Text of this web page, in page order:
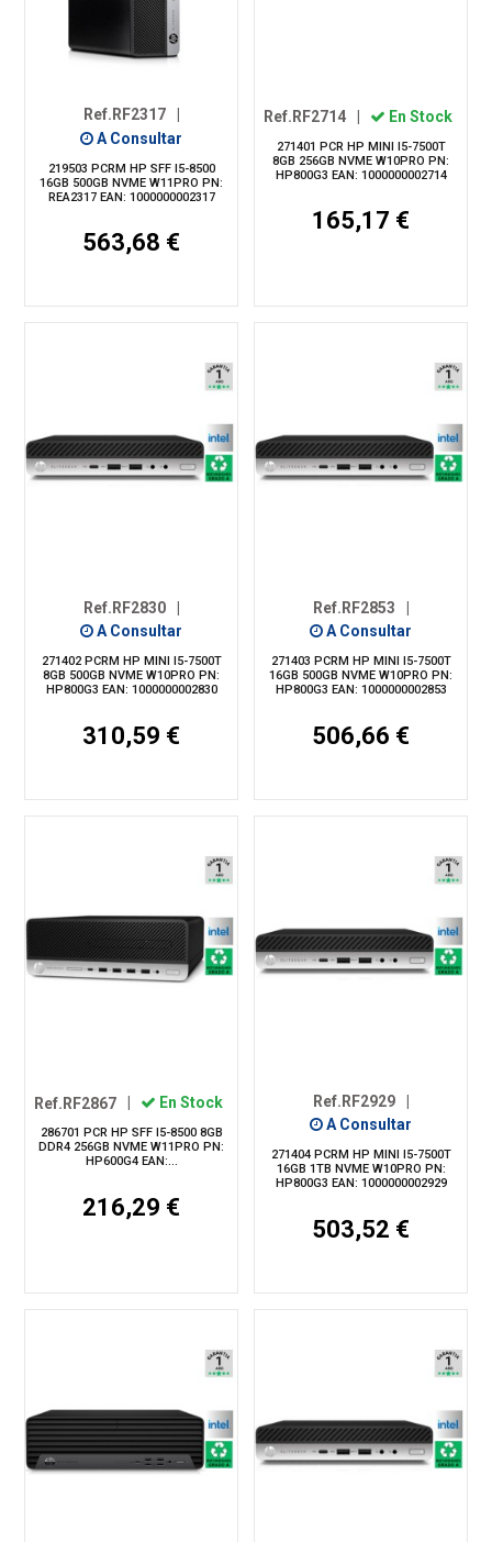
Ref.RF2317
A Consultar
219503 PCRM HP SFF I5-8500
16GB 500GB NVME W11PRO PN:
REA2317 EAN: 1000000002317
563,68 €
Ref.RF2714 En Stock
271401 PCR HP MINI I5-7500T
8GB 256GB NVME W10PRO PN:
HP800G3 EAN: 1000000002714
165,17 €
Ref.RF2830
A Consultar
271402 PCRM HP MINI I5-7500T
8GB 500GB NVME W10PRO PN:
HP800G3 EAN: 1000000002830
310,59 €
Ref.RF2853
A Consultar
271403 PCRM HP MINI I5-7500T
16GB 500GB NVME W10PRO PN:
HP800G3 EAN: 1000000002853
506,66 €
Ref.RF2867 En Stock
286701 PCR HP SFF I5-8500 8GB
DDR4 256GB NVME W11PRO PN:
HP600G4 EAN:...
216,29 €
Ref.RF2929
A Consultar
271404 PCRM HP MINI I5-7500T
16GB 1TB NVME W10PRO PN:
HP800G3 EAN: 1000000002929
503,52 €